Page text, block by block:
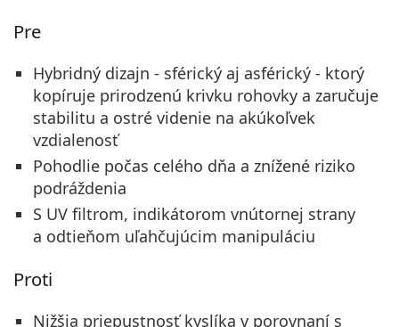
Pre
Hybridný dizajn - sférický aj asférický - ktorý
kopíruje prirodzenú krivku rohovky a zaručuje
stabilitu a ostré videnie na akúkoľvek
vzdialenosť
Pohodlie počas celého dňa a znížené riziko
podráždenia
S UV filtrom, indikátorom vnútornej strany
a odtieňom uľahčujúcim manipuláciu
Proti
Nižšia priepustnosť kyslíka v porovnaní s